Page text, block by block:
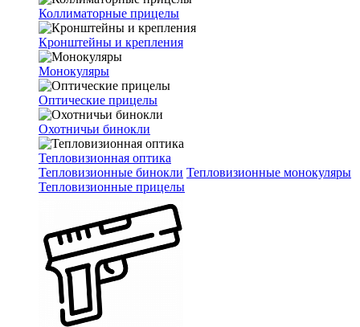
Коллиматорные прицелы
Кронштейны и крепления
Монокуляры
Оптические прицелы
Охотничьи бинокли
Тепловизионная оптика
Тепловизионные бинокли Тепловизионные монокуляры
Тепловизионные прицелы